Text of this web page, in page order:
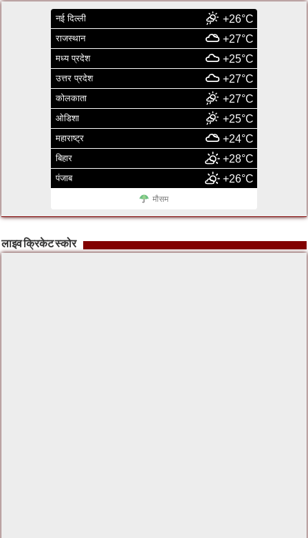
नई दिल्ली +26°C
राजस्थान +27°C
मध्य प्रदेश +25°C
उत्तर प्रदेश +27°C
कोलकाता +27°C
ओडिशा +25°C
महाराष्ट्र +24°C
बिहार +28°C
पंजाब +26°C
मौसम
लाइव क्रिकेट स्कोर